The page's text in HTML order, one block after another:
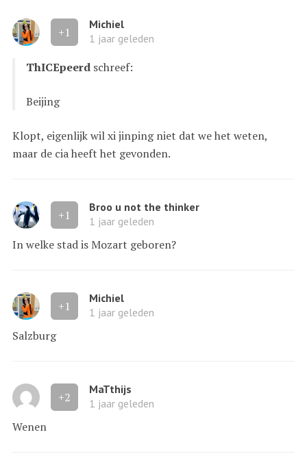
+1
Michiel
1 jaar geleden
ThICEpeerd schreef:
Beijing
Klopt, eigenlijk wil xi jinping niet dat we het weten,
maar de cia heeft het gevonden.
+1
Broo u not the thinker
1 jaar geleden
In welke stad is Mozart geboren?
+1
Michiel
1 jaar geleden
Salzburg
+2
MaTthijs
1 jaar geleden
Wenen